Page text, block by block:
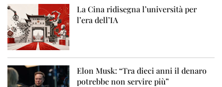
La Cina ridisegna l’università per
l’era dell’IA
Elon Musk: “Tra dieci anni il denaro
potrebbe non servire più”